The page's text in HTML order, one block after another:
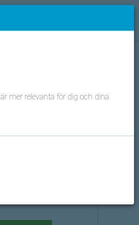
?
mer relevanta för dig och dina